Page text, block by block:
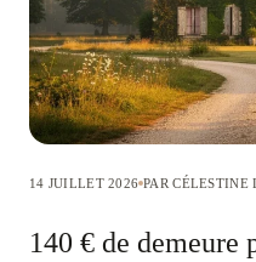
14 JUILLET 2026 PAR CÉLESTINE
140 € de demeure